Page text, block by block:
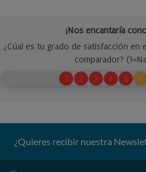
¿Quieres recibir nuestra